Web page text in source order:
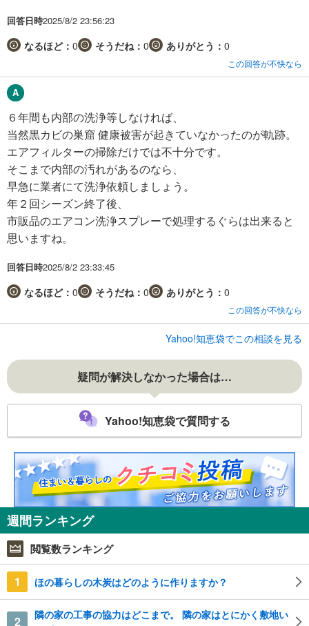
回答日時2025/8/2 23:56:23
なるほど： 0 そうだね： 0 ありがとう： 0
この回答が不快なら
６年間も内部の洗浄等しなければ、
当然黒カビの巣窟 健康被害が起きていなかったのが軌跡。
エアフィルターの掃除だけでは不十分です。
そこまで内部の汚れがあるのなら、
早急に業者にて洗浄依頼しましょう。
年２回シーズン終了後、
市販品のエアコン洗浄スプレーで処理するぐらは出来ると
思いますね。
回答日時2025/8/2 23:33:45
なるほど： 0 そうだね： 0 ありがとう： 0
この回答が不快なら
Yahoo!知恵袋でこの相談を見る
疑問が解決しなかった場合は…
Yahoo!知恵袋で質問する
週間ランキング
閲覧数ランキング
1 ほの暮らしの木炭はどのように作りますか？
2
隣の家の工事の協力はどこまで。 隣の家はとにかく敷地い